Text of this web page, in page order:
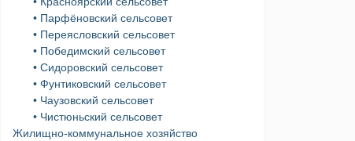
• Парфёновский сельсовет
• Переясловский сельсовет
• Победимский сельсовет
• Сидоровский сельсовет
• Фунтиковский сельсовет
• Чаузовский сельсовет
• Чистюньский сельсовет
Жилищно-коммунальное хозяйство